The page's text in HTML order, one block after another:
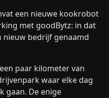
een nieuwe kookrobot
met goodBytz: in dat
nieuw bedrijf genaamd
paar kilometer van
waar elke dag
gaan. De enige